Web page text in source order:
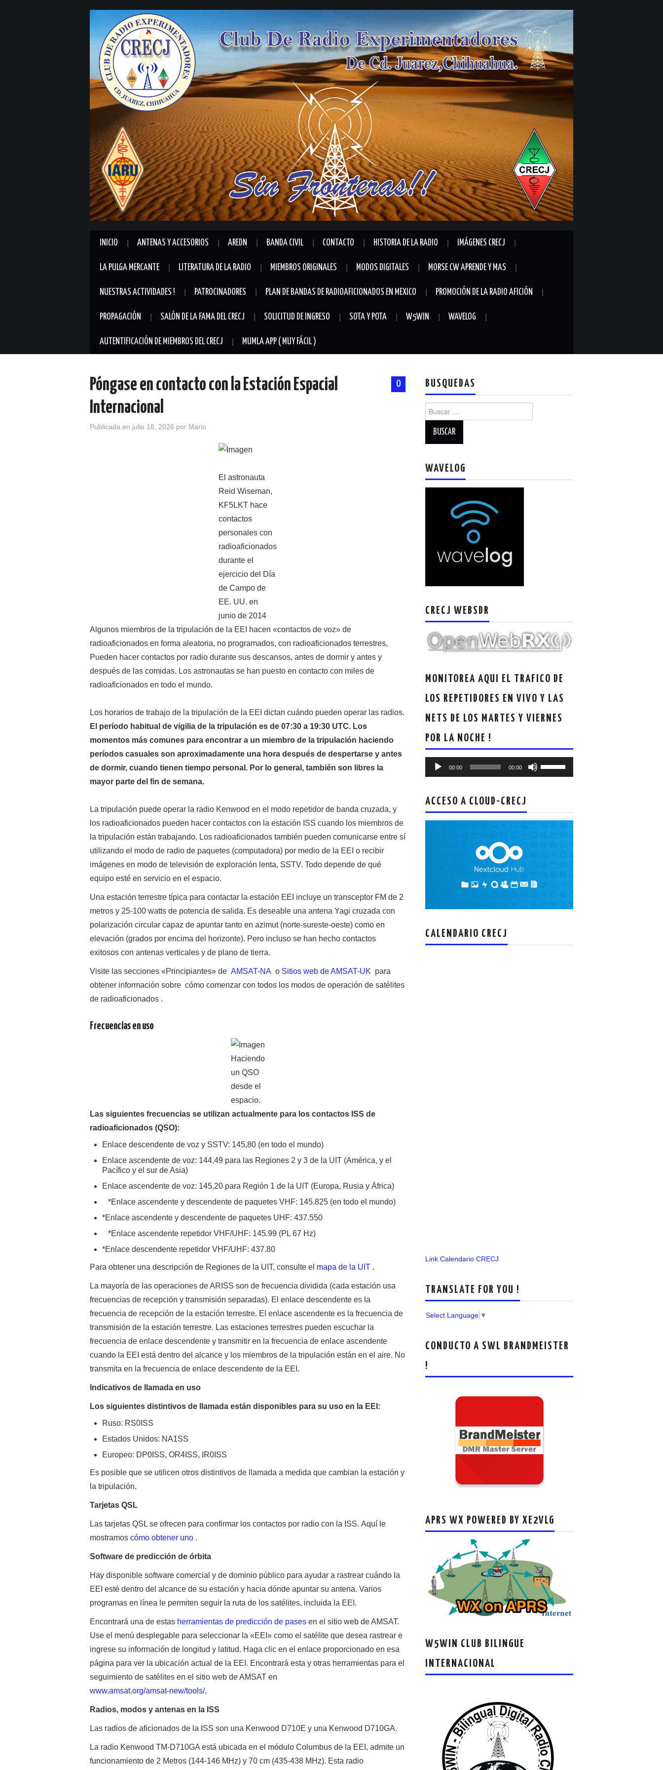
INICIO ANTENAS Y ACCESORIOS AREDN BANDA CIVIL CONTACTO HISTORIA DE LA RADIO IMÁGENES CRECJ
LA PULGA MERCANTE LITERATURA DE LA RADIO MIEMBROS ORIGINALES MODOS DIGITALES MORSE CW APRENDE Y MAS
NUESTRAS ACTIVIDADES ! PATROCINADORES PLAN DE BANDAS DE RADIOAFICIONADOS EN MEXICO PROMOCIÓN DE LA RADIO AFICIÓN
PROPAGACIÓN SALÓN DE LA FAMA DEL CRECJ SOLICITUD DE INGRESO SOTA Y POTA W5WIN WAVELOG
AUTENTIFICACIÓN DE MIEMBROS DEL CRECJ MUMLA APP ( MUY FÁCIL )
0
Póngase en contacto con la Estación Espacial
Internacional
Publicada en julio 18, 2026 por Mario
El astronauta
Reid Wiseman,
KF5LKT hace
contactos
personales con
radioaficionados
durante el
ejercicio del Día
de Campo de
EE. UU. en
junio de 2014
Algunos miembros de la tripulación de la EEI hacen «contactos de voz» de
radioaficionados en forma aleatoria, no programados, con radioaficionados terrestres,
Pueden hacer contactos por radio durante sus descansos, antes de dormir y antes y
después de las comidas. Los astronautas se han puesto en contacto con miles de
radioaficionados en todo el mundo.
Los horarios de trabajo de la tripulación de la EEI dictan cuándo pueden operar las radios.
El período habitual de vigilia de la tripulación es de 07:30 a 19:30 UTC. Los
momentos más comunes para encontrar a un miembro de la tripulación haciendo
períodos casuales son aproximadamente una hora después de despertarse y antes
de dormir, cuando tienen tiempo personal. Por lo general, también son libres la
mayor parte del fin de semana.
La tripulación puede operar la radio Kenwood en el modo repetidor de banda cruzada, y
los radioaficionados pueden hacer contactos con la estación ISS cuando los miembros de
la tripulación están trabajando. Los radioaficionados también pueden comunicarse entre sí
utilizando el modo de radio de paquetes (computadora) por medio de la EEI o recibir
imágenes en modo de televisión de exploración lenta, SSTV. Todo depende de qué
equipo esté en servicio en el espacio.
Una estación terrestre típica para contactar la estación EEI incluye un transceptor FM de 2
metros y 25-100 watts de potencia de salida. Es deseable una antena Yagi cruzada con
polarización circular capaz de apuntar tanto en azimut (norte-sureste-oeste) como en
elevación (grados por encima del horizonte). Pero incluso se han hecho contactos
exitosos con antenas verticales y de plano de tierra.
Visite las secciones «Principiantes» de AMSAT-NA o Sitios web de AMSAT-UK para
obtener información sobre cómo comenzar con todos los modos de operación de satélites
de radioaficionados .
Frecuencias en uso
Haciendo
un QSO
desde el
espacio.
Las siguientes frecuencias se utilizan actualmente para los contactos ISS de
radioaficionados (QSO):
Enlace descendente de voz y SSTV: 145,80 (en todo el mundo)
Enlace ascendente de voz: 144,49 para las Regiones 2 y 3 de la UIT (América, y el
Pacífico y el sur de Asia)
Enlace ascendente de voz: 145,20 para Región 1 de la UIT (Europa, Rusia y África)
*Enlace ascendente y descendente de paquetes VHF: 145.825 (en todo el mundo)
*Enlace ascendente y descendente de paquetes UHF: 437.550
*Enlace ascendente repetidor VHF/UHF: 145.99 (PL 67 Hz)
*Enlace descendente repetidor VHF/UHF: 437.80
Para obtener una descripción de Regiones de la UIT, consulte el mapa de la UIT .
La mayoría de las operaciones de ARISS son de frecuencia dividida (cada estación usa
frecuencias de recepción y transmisión separadas). El enlace descendente es la
frecuencia de recepción de la estación terrestre. El enlace ascendente es la frecuencia de
transmisión de la estación terrestre. Las estaciones terrestres pueden escuchar la
frecuencia de enlace descendente y transmitir en la frecuencia de enlace ascendente
cuando la EEI está dentro del alcance y los miembros de la tripulación están en el aire. No
transmita en la frecuencia de enlace descendente de la EEI.
Indicativos de llamada en uso
Los siguientes distintivos de llamada están disponibles para su uso en la EEI:
Ruso: RS0ISS
Estados Unidos: NA1SS
Europeo: DP0ISS, OR4ISS, IR0ISS
Es posible que se utilicen otros distintivos de llamada a medida que cambian la estación y
la tripulación.
Tarjetas QSL
Las tarjetas QSL se ofrecen para confirmar los contactos por radio con la ISS. Aquí le
mostramos cómo obtener uno .
Software de predicción de órbita
Hay disponible software comercial y de dominio público para ayudar a rastrear cuándo la
EEI esté dentro del alcance de su estación y hacia dónde apuntar su antena. Varios
programas en línea le permiten seguir la ruta de los satélites, incluida la EEI.
Encontrará una de estas herramientas de predicción de pases en el sitio web de AMSAT.
Use el menú desplegable para seleccionar la «EEI» como el satélite que desea rastrear e
ingrese su información de longitud y latitud. Haga clic en el enlace proporcionado en esa
página para ver la ubicación actual de la EEI. Encontrará esta y otras herramientas para el
seguimiento de satélites en el sitio web de AMSAT en
www.amsat.org/amsat-new/tools/.
Radios, modos y antenas en la ISS
Las radios de aficionados de la ISS son una Kenwood D710E y una Kenwood D710GA.
La radio Kenwood TM-D710GA está ubicada en el módulo Columbus de la EEI, admite un
funcionamiento de 2 Metros (144-146 MHz) y 70 cm (435-438 MHz). Esta radio
BUSQUEDAS
WAVELOG
CRECJ WEBSDR
MONITOREA AQUI EL TRAFICO DE
LOS REPETIDORES EN VIVO Y LAS
NETS DE LOS MARTES Y VIERNES
POR LA NOCHE !
Reproductor
de
00:00 00:00
las
flecha
ACCESO A CLOUD-CRECJ
CALENDARIO CRECJ
Link Calendario CRECJ
TRANSLATE FOR YOU !
Select Language ▼
CONDUCTO A SWL BRANDMEISTER
!
APRS WX POWERED BY XE2VLG
W5WIN CLUB BILINGUE
INTERNACIONAL